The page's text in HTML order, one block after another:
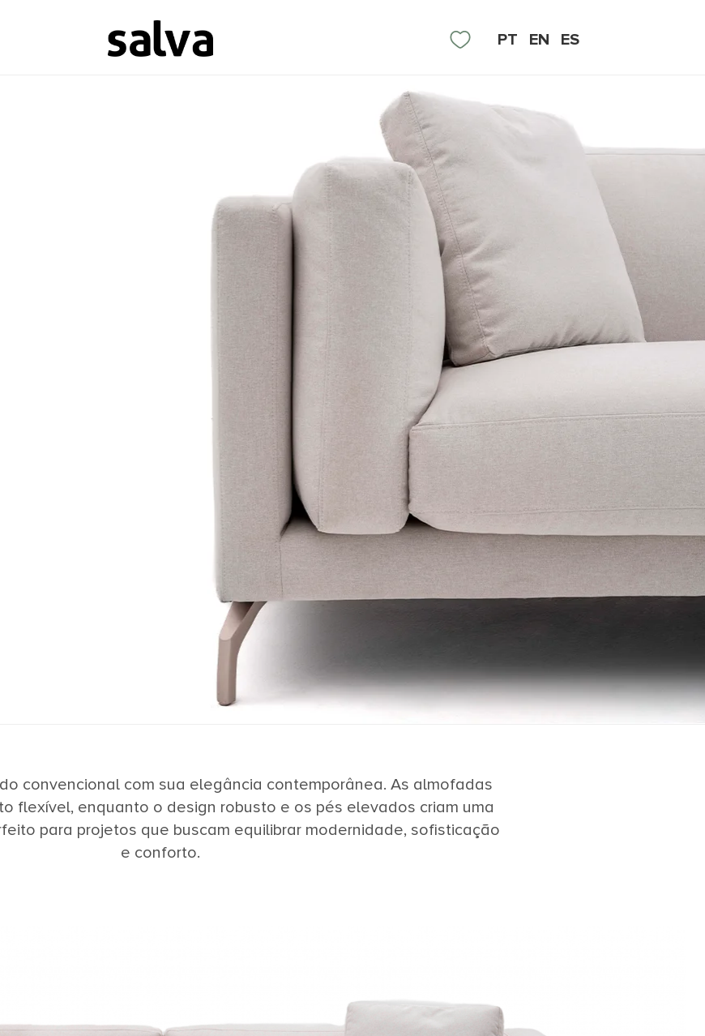
PT EN ES
convencional com sua elegância contemporânea. As almofadas
flexível, enquanto o design robusto e os pés elevados criam uma
para projetos que buscam equilibrar modernidade, sofisticação
e conforto.